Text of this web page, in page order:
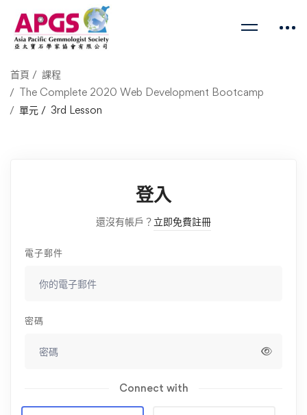
首頁
課程
The Complete 2020 Web Development Bootcamp
單元
3rd Lesson
登入
還沒有帳戶？ 立即免費註冊
電子郵件
密碼
Connect with